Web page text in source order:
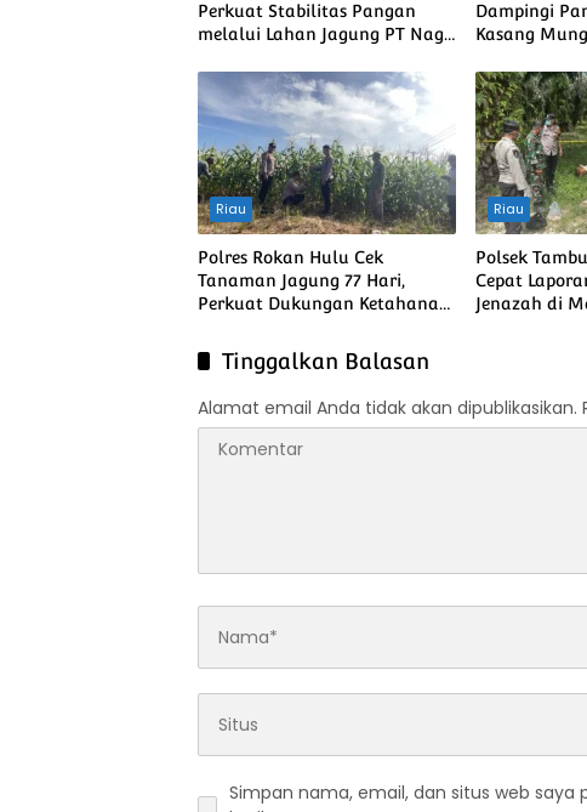
Perkuat Stabilitas Pangan
melalui Lahan Jagung PT Naga
Pangan Nasional
Dampingi
Kasang
Riau
Polres Rokan Hulu Cek
Tanaman Jagung 77 Hari,
Perkuat Dukungan Ketahanan
Riau
Polsek
Cepat
Jenazah di
Tinggalkan Balasan
Alamat email Anda tidak akan dipublikasikan.
Simpan nama, email, dan situs web